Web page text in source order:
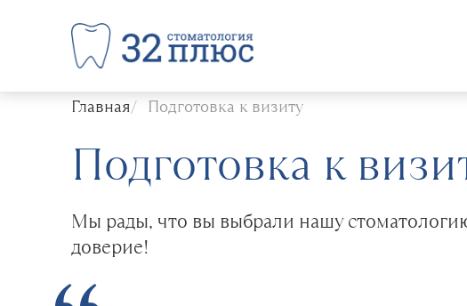
Главная Подготовка к визиту
Подготовка к
Мы рады, что вы выбрали нашу
доверие!